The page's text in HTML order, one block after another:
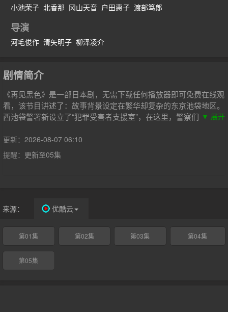
小池荣子 北香那 冈山天音 户田惠子 渡部笃郎
导演
河毛俊作 清矢明子 柳泽凌介
剧情简介
《再见黑色》是一部日本剧，无需下载任何播放器即可免费在线观
看，该节目讲述了：故事背景设定在繁华却复杂的东京池袋地区。
西池袋警署新设立了“犯罪受害者支援室”，在这里，警察们将贴身
黑木夏海（小池荣子饰）是一个能够平等且设身处地陪伴受害者的
前刑警，心理学家白石绘梨子（北香那饰）作为派遣支援员加入，
她虽有专业知识却不擅长与人沟通。这两个性格截然相反、内心却
▼ 展开
更新： 2026-08-07 06:10
提醒： 更新至05集
来源： 优酷云
第01集 第02集 第03集 第04集
第05集